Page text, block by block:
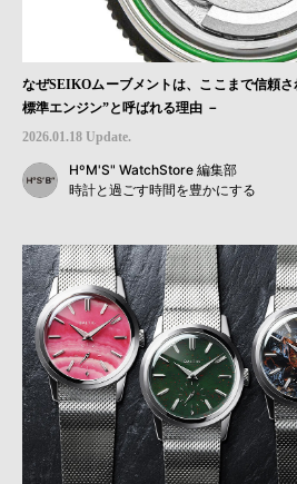
なぜSEIKOムーブメントは、ここまで信頼
標準エンジン”と呼ばれる理由 －
2026.01.18 Update.
HºM'S" WatchStore 編集部
時計と過ごす時間を豊かにする